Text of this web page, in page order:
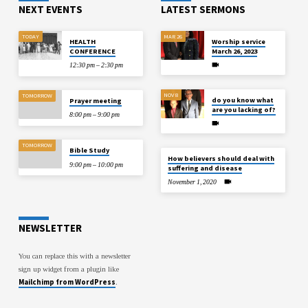
война за строчки в зоне…
NEXT EVENTS
TODAY
HEALTH
CONFERENCE
12:30 pm – 2:30 pm
TOMORROW
Prayer meeting
8:00 pm – 9:00 pm
TOMORROW
Bible Study
9:00 pm – 10:00 pm
LATEST SERMONS
MAR 26
Worship service
March 26, 2023
NOV 8
do you know what
are you lacking of?
How believers should deal with
suffering and disease
November 1, 2020
NEWSLETTER
You can replace this with a newsletter
sign up widget from a plugin like
Mailchimp from WordPress.